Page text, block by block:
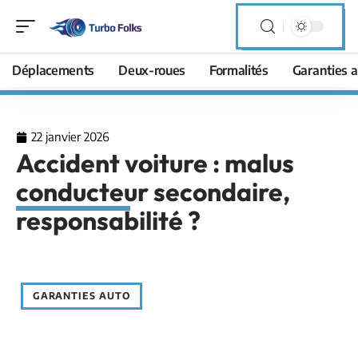
Déplacements Deux-roues Formalités Garanties
22 janvier 2026
Accident voiture : malus
conducteur secondaire,
responsabilité ?
GARANTIES AUTO